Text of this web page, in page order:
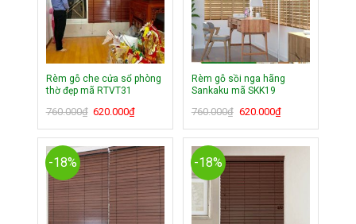
Rèm gỗ che cửa sổ phòng
thờ đẹp mã RTVT31
760.000₫ Giá
gốc
là:
760.000₫.
620.000₫Giá
hiện
tại
là:
620.000₫.
Rèm gỗ sồi nga hãng
Sankaku mã SKK19
760.000₫ Giá
gốc
là:
760.000₫.
620.000₫Giá
hiện
tại
là:
620.000₫.
-18% -18%